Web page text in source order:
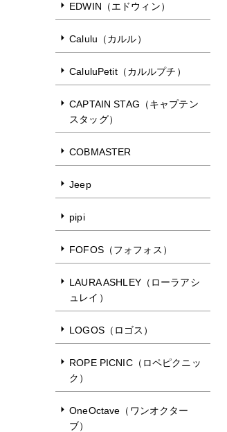
EDWIN（エドウィン）
Calulu（カルル）
CaluluPetit（カルルプチ）
CAPTAIN STAG（キャプテン
スタッグ）
COBMASTER
Jeep
pipi
FOFOS（フォフォス）
LAURA ASHLEY（ローラアシ
ュレイ）
LOGOS（ロゴス）
ROPE PICNIC（ロペピクニッ
ク）
OneOctave（ワンオクター
ブ）